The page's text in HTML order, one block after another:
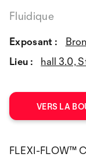
Fluidique
Exposant :
Lieu :
hall 3.0,
VERS LA
FLEXI-FLOW™